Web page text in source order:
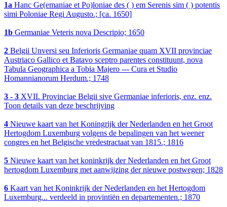
1a Hanc Ge(emaniae et Po)loniae des ( ) em Serenis sim ( ) potentis
simi Poloniae Regi Augusto.; [ca. 1650]
1b Germaniae Veteris nova Descripio; 1650
2 Belgii Unversi seu Inferioris Germaniae quam XVII provinciae
Austriaco Gallico et Batavo sceptro parentes constituunt, nova
Tabula Geographica a Tobia Majero --- Cura et Studio
Homannianorum Herdum.; 1748
3 - 3 XVII. Provinciae Belgii sive Germaniae inferioris, enz. enz.
Toon details van deze beschrijving
4 Nieuwe kaart van het Koningrijk der Nederlanden en het Groot
Hertogdom Luxemburg volgens de bepalingen van het weener
congres en het Belgische vredestractaat van 1815.; 1816
5 Nieuwe kaart van het koninkrijk der Nederlanden en het Groot
hertogdom Luxemburg met aanwijzing der nieuwe postwegen; 1828
6 Kaart van het Koninkrijk der Nederlanden en het Hertogdom
Luxemburg... verdeeld in provintiën en departementen.; 1870